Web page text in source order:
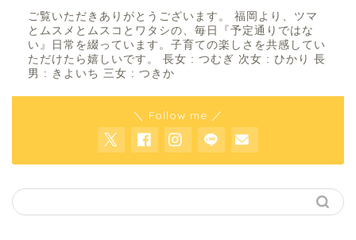
ご覧いただきありがとうございます。 福岡より、ツマ
とムスメとムスコとワタシの、毎日『予定通りではな
い』日常を綴っています。子育ての楽しさを共感してい
ただけたら嬉しいです。 長女 : つむぎ 次女 : ひかり 長
男 : きよいち 三女 : つきか
＼ Follow me ／